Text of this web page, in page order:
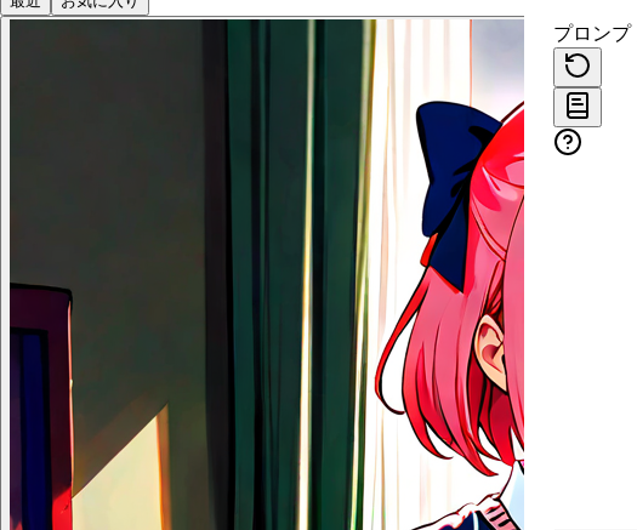
プロンプ